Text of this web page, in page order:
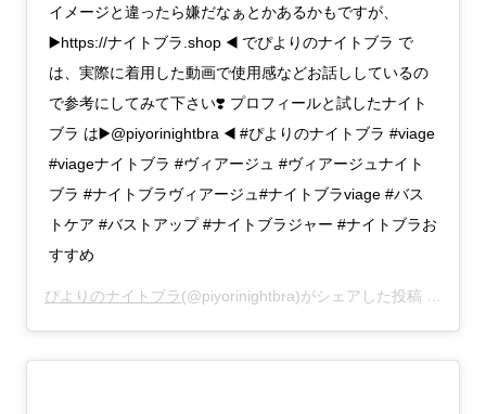
イメージと違ったら嫌だなぁとかあるかもですが、
▶️https://ナイトブラ.shop ◀️ でぴよりのナイトブラ で
は、実際に着用した動画で使用感などお話ししているの
で参考にしてみて下さい❣️ プロフィールと試したナイト
ブラ は▶️@piyorinightbra ◀️ #ぴよりのナイトブラ #viage
#viageナイトブラ #ヴィアージュ #ヴィアージュナイト
ブラ #ナイトブラヴィアージュ#ナイトブラviage #バス
トケア #バストアップ #ナイトブラジャー #ナイトブラお
すすめ
ぴよりのナイトブラ(@piyorinightbra)がシェアした投稿 –